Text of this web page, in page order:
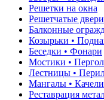
Решетки на окна
Решетчатые двери
Балконные
Козырьки •
Беседки • Фонари
Мостики •
Лестницы •
Мангалы • Качели
Реставрация